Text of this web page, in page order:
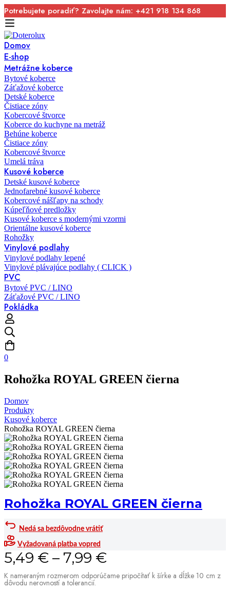
Potrebujete poradiť? Zavolajte nám: +421 918 134 868
Domov
E-shop
Metrážne koberce
Bytové koberce
Záťažové koberce
Detské koberce
Čistiace zóny
Kobercové štvorce
Koberce do kuchyne na metráž
Behúne koberce
Čistiace zóny
Kobercové štvorce
Umelá tráva
Kusové koberce
Detské kusové koberce
Jednofarebné kusové koberce
Kobercové nášľapy na schody
Kúpeľňové predložky
Kusové koberce s modernými vzormi
Orientálne kusové koberce
Rohožky
Vinylové podlahy
Vinylové podlahy lepené
Vinylové plávajúce podlahy ( CLICK )
PVC
Bytové PVC / LINO
Záťažové PVC / LINO
Pokládka
0
Rohožka ROYAL GREEN čierna
Domov
Produkty
Kusové koberce
Rohožka ROYAL GREEN čierna
Rohožka ROYAL GREEN čierna
Nedá sa bezdôvodne vrátiť
Vyžadovaná platba vopred
5,49 € – 7,99 €
K nameraným rozmerom odporúčame pripočítať k šírke a dĺžke 10 cm z
dôvodu nerovností a tolerancií.